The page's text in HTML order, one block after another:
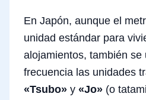
En Japón, aunque el
unidad estándar para
alojamientos, también se
frecuencia las unidades
«Tsubo» y «Jo» (o